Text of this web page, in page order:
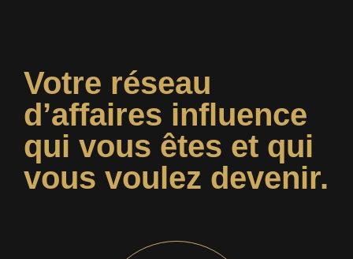
Votre réseau
d’affaires influence
qui vous êtes et qui
vous voulez devenir.